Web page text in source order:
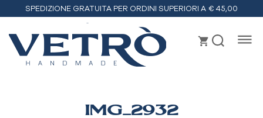
SPEDIZIONE GRATUITA PER ORDINI SUPERIORI A € 45,00
IMG_2932